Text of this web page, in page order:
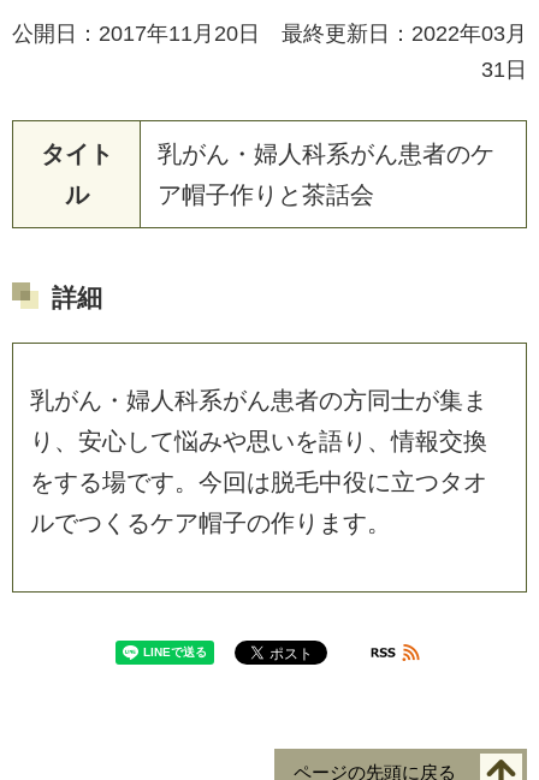
公開日：2017年11月20日 最終更新日：2022年03月
31日
タイト
ル
乳がん ・ 婦 人科系がん患者のケ
ア帽子作り と茶話会
詳細
乳がん ・ 婦 人科系がん患者の方同士が集 ま
り 、 安心して悩みや思いを語り 、情報交換
をする場です。 今回は脱毛中役に立つタオ
ルでつ く るケア帽子の作り ま す。
ページの先頭に戻る